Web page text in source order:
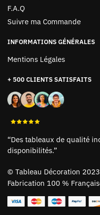
F.A.Q
Suivre ma Commande
INFORMATIONS GÉNÉRALES
Mentions Légales
+ 500 CLIENTS SATISFAITS
“Des tableaux de qualité
disponibilités.”
© Tableau Décoration 2023
Fabrication 100 %